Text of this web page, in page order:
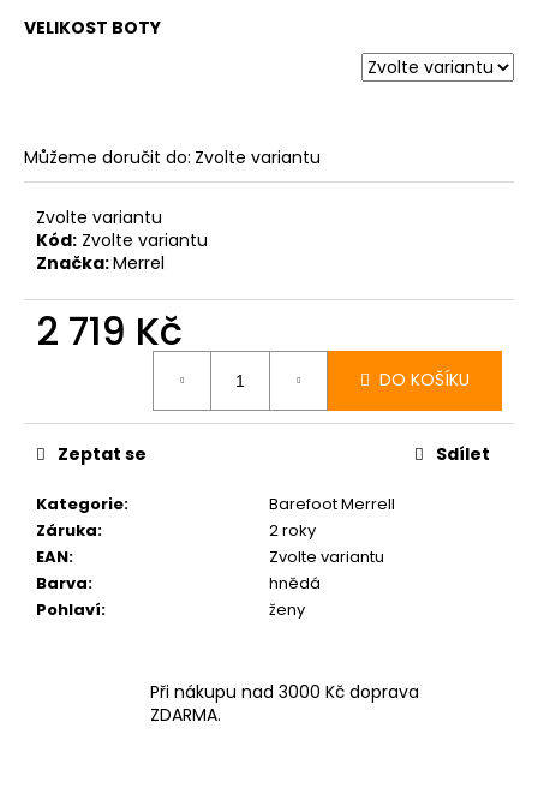
VELIKOST BOTY
Můžeme doručit do: Zvolte variantu
Zvolte variantu
Kód: Zvolte variantu
Značka:Merrel
2 719 Kč
DO KOŠÍKU
Kategorie:
Barefoot Merrell
Záruka:
2 roky
EAN:
Zvolte variantu
Barva:
hnědá
Pohlaví: ženy
Zeptat se Sdílet
Při nákupu nad 3000 Kč doprava
ZDARMA.